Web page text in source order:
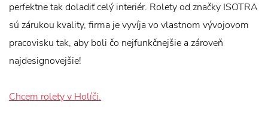
perfektne tak doladiť celý interiér. Rolety od značky ISOTRA
sú zárukou kvality, firma je vyvíja vo vlastnom vývojovom
pracovisku tak, aby boli čo nejfunkčnejšie a zároveň
najdesignovejšie!
Chcem rolety v Holíči.